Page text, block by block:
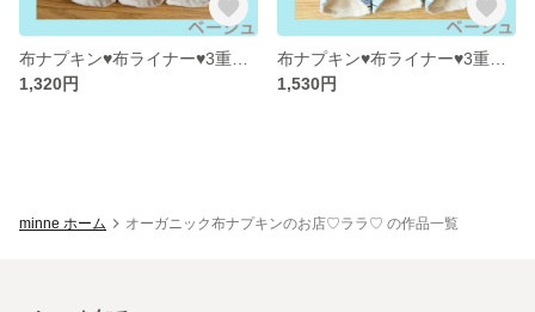
1,320円
1,530円
minne ホーム オーガニック布ナプキンのお店♡ララ♡ の作品一覧